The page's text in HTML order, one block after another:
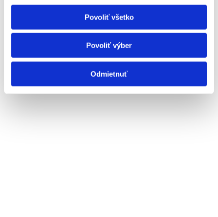
Povoliť všetko
Povoliť výber
Odmietnuť